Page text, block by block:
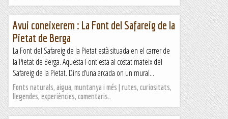
Avui coneixerem : La Font del Safareig de la
Pietat de Berga
La Font del Safareig de la Pietat està situada en el carrer de
la Pietat de Berga. Aquesta Font esta al costat mateix del
Safareig de la Pietat. Dins d’una arcada on un mural...
Fonts naturals, aigua, muntanya i més | rutes, curiositats,
llegendes, experiències, comentaris…